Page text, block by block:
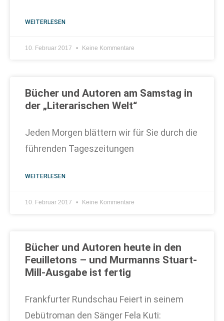
WEITERLESEN
10. Februar 2017 Keine Kommentare
Bücher und Autoren am Samstag in
der „Literarischen Welt“
Jeden Morgen blättern wir für Sie durch die
führenden Tageszeitungen
WEITERLESEN
10. Februar 2017 Keine Kommentare
Bücher und Autoren heute in den
Feuilletons – und Murmanns Stuart-
Mill-Ausgabe ist fertig
Frankfurter Rundschau Feiert in seinem
Debütroman den Sänger Fela Kuti: